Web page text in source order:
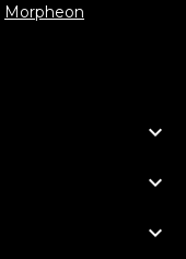
Morpheon


